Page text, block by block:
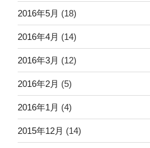
2016年5月 (18)
2016年4月 (14)
2016年3月 (12)
2016年2月 (5)
2016年1月 (4)
2015年12月 (14)